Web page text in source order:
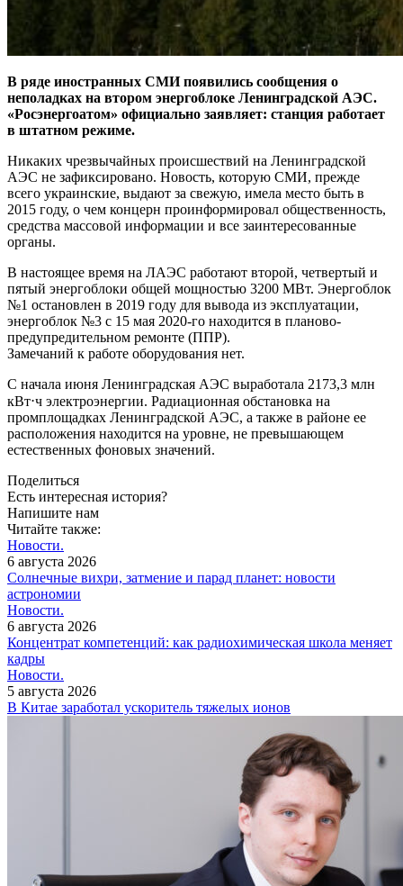
В ряде иностранных СМИ появились сообщения о
неполадках на втором энергоблоке Ленинградской АЭС.
«Росэнергоатом» официально заявляет: станция работает
в штатном режиме.
Никаких чрезвычайных происшествий на Ленинградской
АЭС не зафиксировано. Новость, которую СМИ, прежде
всего украинские, выдают за свежую, имела место быть в
2015 году, о чем концерн проинформировал общественность,
средства массовой информации и все заинтересованные
органы.
В настоящее время на ЛАЭС работают второй, четвертый и
пятый энергоблоки общей мощностью 3200 МВт. Энергоблок
№1 остановлен в 2019 году для вывода из эксплуатации,
энергоблок №3 с 15 мая 2020-го находится в планово-
предупредительном ремонте (ППР).
Замечаний к работе оборудования нет.
С начала июня Ленинградская АЭС выработала 2173,3 млн
кВт⋅ч электроэнергии. Радиационная обстановка на
промплощадках Ленинградской АЭС, а также в районе ее
расположения находится на уровне, не превышающем
естественных фоновых значений.
Поделиться
Есть интересная история?
Напишите нам
Читайте также:
Новости.
6 августа 2026
Солнечные вихри, затмение и парад планет: новости
астрономии
Новости.
6 августа 2026
Концентрат компетенций: как радиохимическая школа меняет
кадры
Новости.
5 августа 2026
В Китае заработал ускоритель тяжелых ионов